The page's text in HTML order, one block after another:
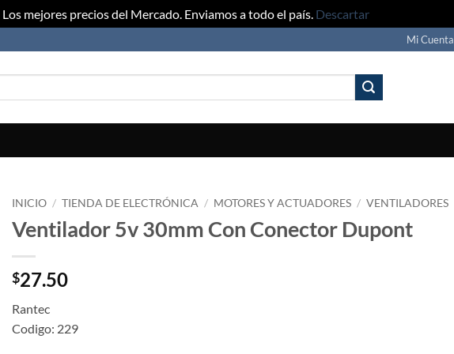
Los mejores precios del Mercado. Enviamos a todo el país. Descartar
Mi Cuenta
INICIO / TIENDA DE ELECTRÓNICA / MOTORES Y ACTUADORES / VENTILADORES
Ventilador 5v 30mm Con Conector Dupont
$27.50
Rantec
Codigo: 229